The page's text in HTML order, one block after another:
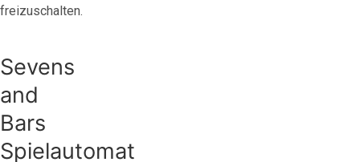
freizuschalten.
Sevens
and
Bars
Spielautomat